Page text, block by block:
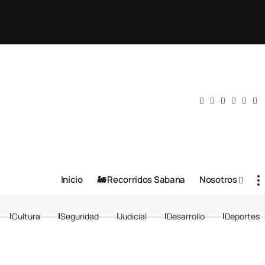
Inicio 🚂 Recorridos Sabana Nosotros
Cultura Seguridad Judicial Desarrollo Deportes